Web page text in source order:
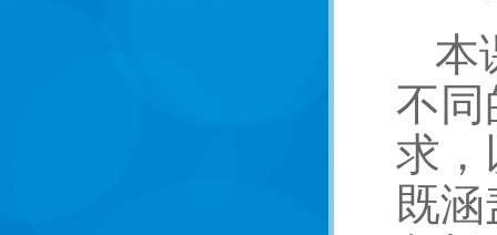
本
不同
求，
既